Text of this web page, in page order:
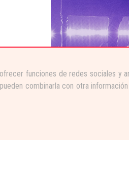
funciones de redes sociales y
combinarla con otra